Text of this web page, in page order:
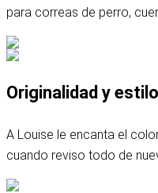
para correas de perro,
Originalidad y
A Louise le encanta el
cuando reviso todo de